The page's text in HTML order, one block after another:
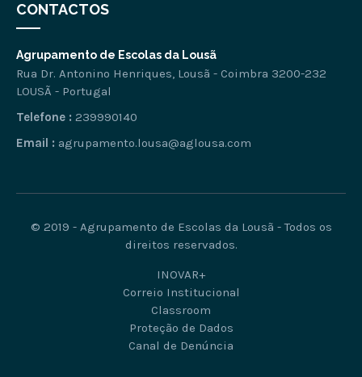
CONTACTOS
Agrupamento de Escolas da Lousã
Rua Dr. Antonino Henriques, Lousã - Coimbra 3200-232
LOUSÃ - Portugal
Telefone : 239990140
Email : agrupamento.lousa@aglousa.com
© 2019 - Agrupamento de Escolas da Lousã - Todos os
direitos reservados.
INOVAR+
Correio Institucional
Classroom
Proteção de Dados
Canal de Denúncia